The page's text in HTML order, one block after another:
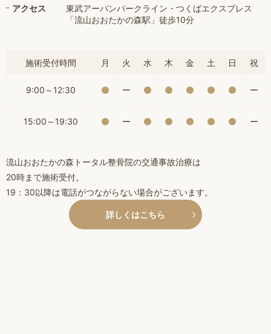
アクセス
東武アーバンパークライン・つくばエクスプレス
「流山おおたかの森駅」徒歩10分
施術受付時間 月 火 水 木 金 土 日 祝
9:00～12:30 ー ー
15:00～19:30 ー ー
流山おおたかの森トータル整骨院の交通事故治療は
20時まで施術受付。
19：30以降は電話がつながらない場合がございます。
詳しくはこちら